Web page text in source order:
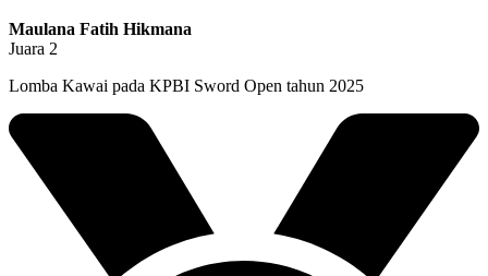
Maulana Fatih Hikmana
Juara 2
Lomba Kawai pada KPBI Sword Open tahun 2025